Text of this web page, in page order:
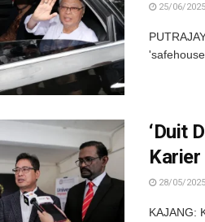
25/06/2025
‘Duit
Karier
28/05/2025
KAJANG: